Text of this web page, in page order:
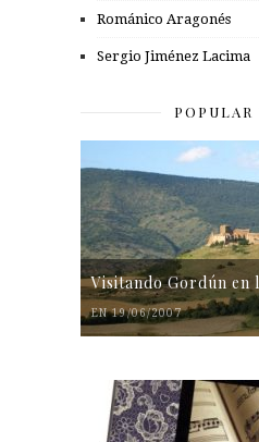
Románico Aragonés
Sergio Jiménez Lacima
POPULAR
Visitando Gordún en
EN 19/06/2007